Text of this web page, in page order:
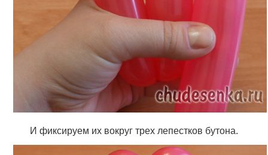
И фиксируем их вокруг трех лепестков бутона.